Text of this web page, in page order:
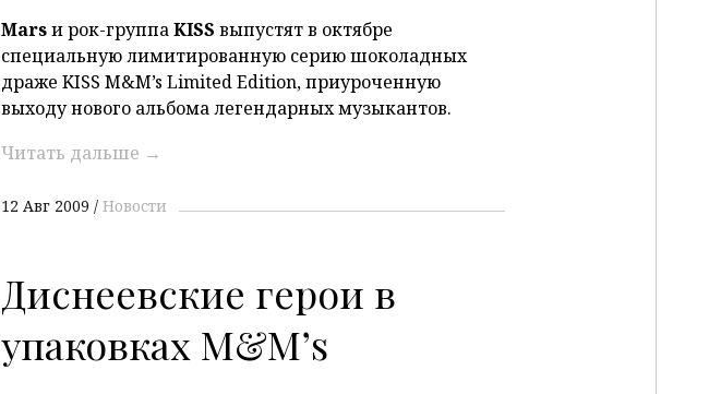
Marsи рок-группаKISS выпустят в октябре
специальную лимитированную серию шоколадных
драже KISS M&M’s Limited Edition, приуроченную
выходу нового альбома легендарных музыкантов.
Читать дальше →
12 Авг 2009 Новости
Диснеевские герои в
упаковках M&M’s